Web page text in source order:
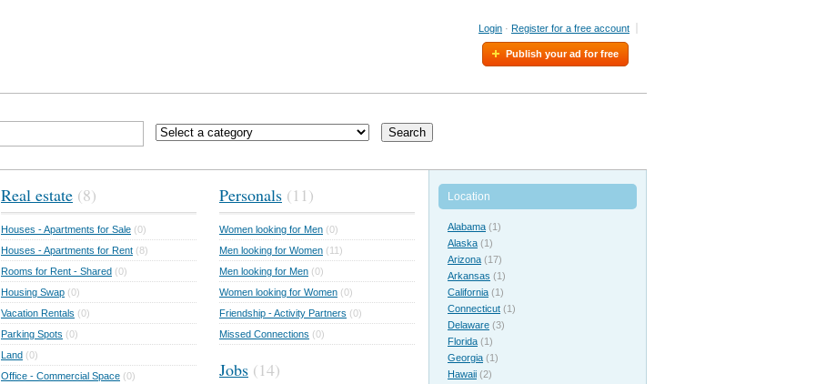
Login · Register for a free account
Publish your ad for free
Search
Real estate (8)
Houses - Apartments for Sale (0)
Houses - Apartments for Rent (8)
Rooms for Rent - Shared (0)
Housing Swap (0)
Vacation Rentals (0)
Parking Spots (0)
Land (0)
Office - Commercial Space (0)
Personals (11)
Women looking for Men (0)
Men looking for Women (11)
Men looking for Men (0)
Women looking for Women (0)
Friendship - Activity Partners (0)
Missed Connections (0)
Jobs (14)
Location
Alabama (1)
Alaska (1)
Arizona (17)
Arkansas (1)
California (1)
Connecticut (1)
Delaware (3)
Florida (1)
Georgia (1)
Hawaii (2)